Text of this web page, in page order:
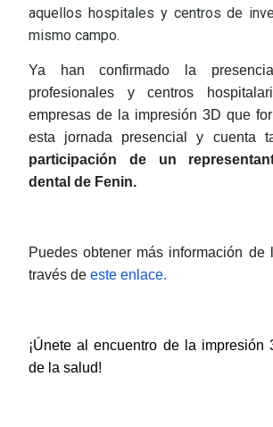
aquellos hospitales y centros de
mismo campo.
Ya han confirmado la
profesionales y centros
empresas de la impresión 3D que
esta jornada presencial y cuenta
participación de un
dental de Fenin.
Puedes obtener más información de
través de este enlace.
¡Únete al encuentro de la impresión
de la salud!